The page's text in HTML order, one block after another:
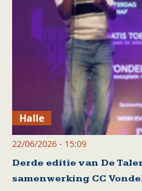
Halle
22/06/2026 - 15:09
Derde editie van De
samenwerking CC